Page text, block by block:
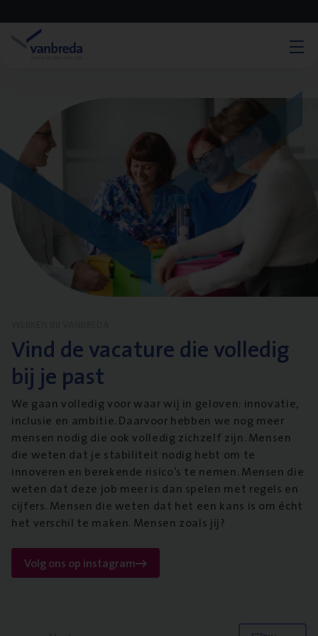
Vind de vacature die volledig
bij je past
We gaan volledig voor waar wij in geloven: innovatie,
inclusie en ambitie. Daarvoor hebben we nog meer
mensen nodig die ook volledig zichzelf zijn. Mensen
die weten dat je stabiliteit nodig hebt om te
innoveren en berekende risico’s te nemen. Mensen die
weten dat deze job meer is dan spelen met regels en
cijfers. Mensen die weten dat het een kans is om écht
het verschil te maken. Mensen zoals jij?
Volg ons op instagram